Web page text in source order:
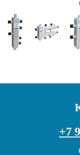
+7